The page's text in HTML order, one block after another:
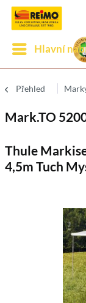
Hlavní
Přehled
Mark.TO
Thule
4,5m Tuch